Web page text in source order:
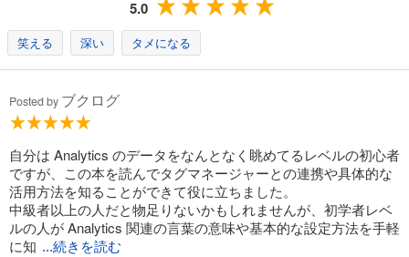
5.0
笑える 深い タメになる
Posted by ブクログ
自分は Analytics のデータをなんとなく眺めてるレベルの初心者
ですが、この本を読んでタグマネージャーとの連携や具体的な
活用方法を知ることができて役に立ちました。
中級者以上の人だと物足りないかもしれませんが、初学者レベ
ルの人が Analytics 関連の言葉の意味や基本的な設定方法を手軽
に知 ...続きを読む